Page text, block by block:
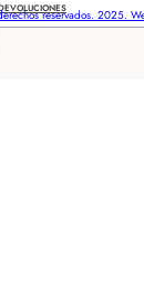
reservados. 2025.